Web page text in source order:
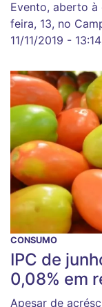
Evento, aberto
feira, 13, no
11/11/2019 - 13:14
CONSUMO
IPC de
0,08% em
Apesar de